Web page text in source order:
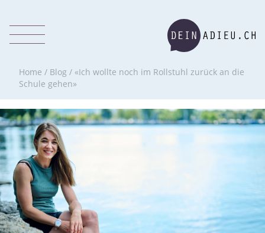
Home / Blog / «Ich wollte noch im Rollstuhl zurück an die
Schule gehen»